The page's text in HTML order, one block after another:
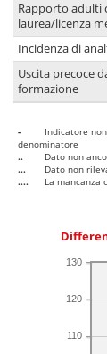
Rapporto adulti
laurea/licenza
Incidenza di
Uscita precoce
formazione
-
Indicatore
denominatore
..
Dato non
...
Dato non
....
La mancanza
110
120
130